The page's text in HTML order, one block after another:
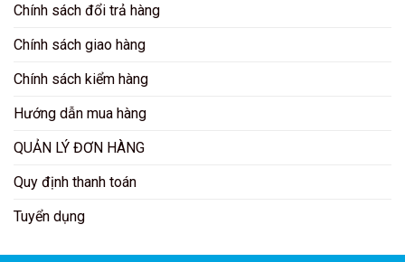
Chính sách đổi trả hàng
Chính sách giao hàng
Chính sách kiểm hàng
Hướng dẫn mua hàng
QUẢN LÝ ĐƠN HÀNG
Quy định thanh toán
Tuyển dụng